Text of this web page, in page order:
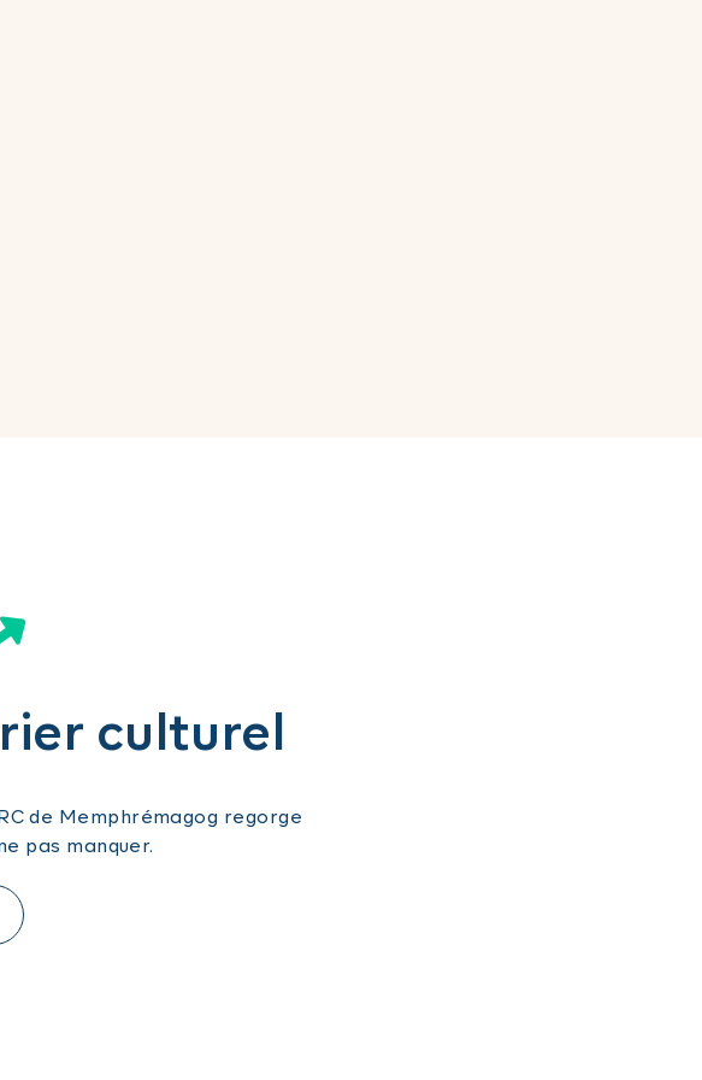
culturel
de Memphrémagog regorge
pas manquer.